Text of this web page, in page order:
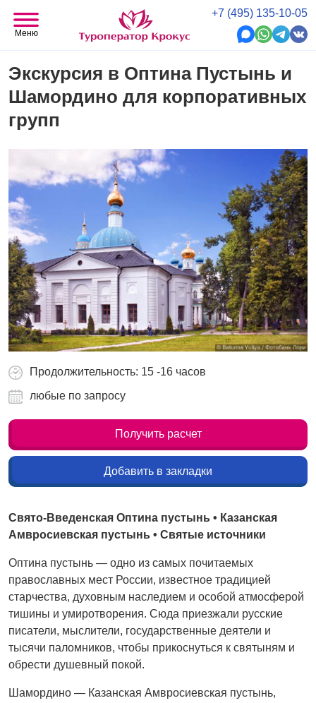
+7 (495) 135-10-05
Меню
Экскурсия в Оптина Пустынь и
Шамордино для корпоративных
групп
Продолжительность: 15 -16 часов
любые по запросу
Получить расчет
Добавить в закладки
Свято-Введенская Оптина пустынь • Казанская
Амвросиевская пустынь • Святые источники
Оптина пустынь — одно из самых почитаемых
православных мест России, известное традицией
старчества, духовным наследием и особой атмосферой
тишины и умиротворения. Сюда приезжали русские
писатели, мыслители, государственные деятели и
тысячи паломников, чтобы прикоснуться к святыням и
обрести душевный покой.
Шамордино — Казанская Амвросиевская пустынь,